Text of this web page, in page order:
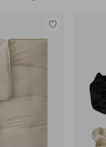
Lisää
suosikkeihin